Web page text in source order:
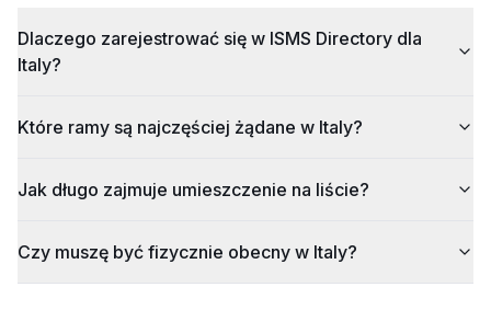
Dlaczego zarejestrować się w ISMS Directory dla
Italy?
Które ramy są najczęściej żądane w Italy?
Jak długo zajmuje umieszczenie na liście?
Czy muszę być fizycznie obecny w Italy?